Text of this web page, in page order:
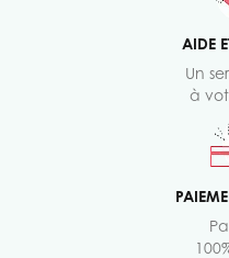
AIDE
Un
à